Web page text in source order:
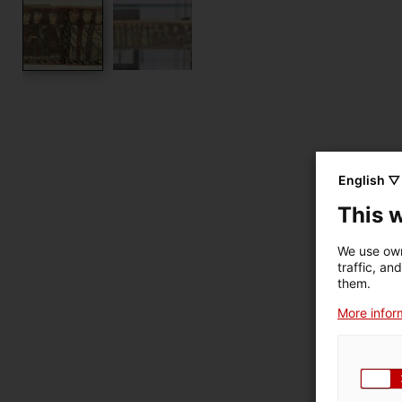
English ▽
This
We use
traffic,
them.
More